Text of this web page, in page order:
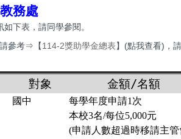
教務處
下表，請同學參閱。
參考⇒【114-2獎助學金總表】(點我查看)，
對象 金額/名額
國中
每學年度申請1次
本校3名/每位5,000元
(申請人數超過時移請主管